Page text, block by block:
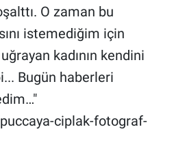
O zaman bu
istemediğim için
kadının kendini
Bugün haberleri
ciplak-fotograf-